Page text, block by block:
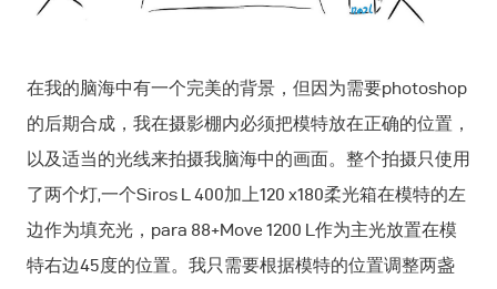
在我的脑海中有一个完美的背景，但因为需要photoshop
的后期合成，我在摄影棚内必须把模特放在正确的位置，
以及适当的光线来拍摄我脑海中的画面。整个拍摄只使用
了两个灯,一个Siros L 400加上120 x180柔光箱在模特的左
边作为填充光，para 88+Move 1200 L作为主光放置在模
特右边45度的位置。我只需要根据模特的位置调整两盏